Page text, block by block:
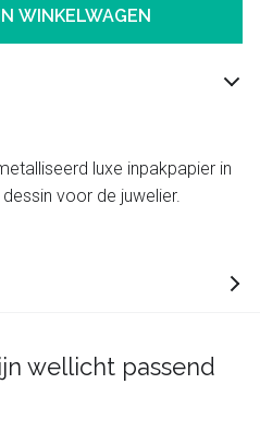
WINKELWAGEN
luxe inpakpapier in
voor de juwelier.
wellicht passend